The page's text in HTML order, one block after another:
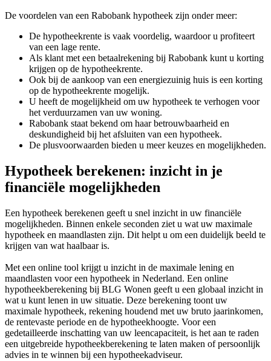
De voordelen van een Rabobank hypotheek zijn onder meer:
De hypotheekrente is vaak voordelig, waardoor u profiteert
van een lage rente.
Als klant met een betaalrekening bij Rabobank kunt u korting
krijgen op de hypotheekrente.
Ook bij de aankoop van een energiezuinig huis is een korting
op de hypotheekrente mogelijk.
U heeft de mogelijkheid om uw hypotheek te verhogen voor
het verduurzamen van uw woning.
Rabobank staat bekend om haar betrouwbaarheid en
deskundigheid bij het afsluiten van een hypotheek.
De plusvoorwaarden bieden u meer keuzes en mogelijkheden.
Hypotheek berekenen: inzicht in je
financiële mogelijkheden
Een hypotheek berekenen geeft u snel inzicht in uw financiële
mogelijkheden. Binnen enkele seconden ziet u wat uw maximale
hypotheek en maandlasten zijn. Dit helpt u om een duidelijk beeld te
krijgen van wat haalbaar is.
Met een online tool krijgt u inzicht in de maximale lening en
maandlasten voor een hypotheek in Nederland. Een online
hypotheekberekening bij BLG Wonen geeft u een globaal inzicht in
wat u kunt lenen in uw situatie. Deze berekening toont uw
maximale hypotheek, rekening houdend met uw bruto jaarinkomen,
de rentevaste periode en de hypotheekhoogte. Voor een
gedetailleerde inschatting van uw leencapaciteit, is het aan te raden
een uitgebreide hypotheekberekening te laten maken of persoonlijk
advies in te winnen bij een hypotheekadviseur.